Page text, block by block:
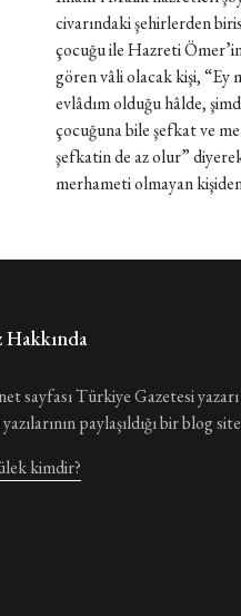
civarındaki şehirlerden
çocuğu ile Hazreti
gören vâli olacak kişi,
evlâdım olduğu hâlde,
çocuğuna bile şefkat ve
şefkatin de az olur”
merhameti olmayan
Hakkında
sayfası Türkiye Gazetesi
paylaşıldığı bir blog
kimdir?